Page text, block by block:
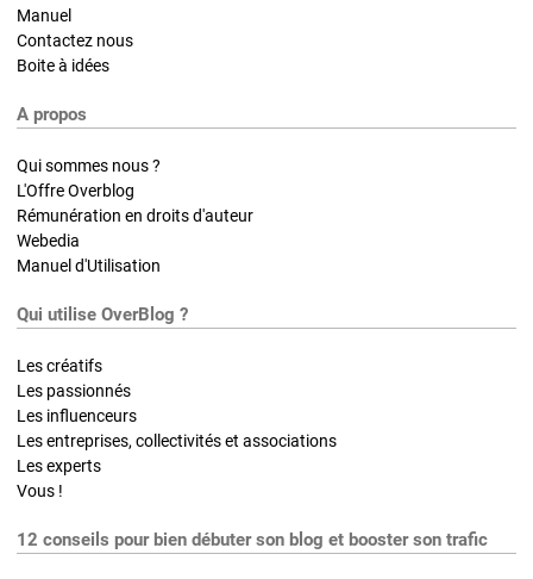
Manuel
Contactez nous
Boite à idées
A propos
Qui sommes nous ?
L'Offre Overblog
Rémunération en droits d'auteur
Webedia
Manuel d'Utilisation
Qui utilise OverBlog ?
Les créatifs
Les passionnés
Les influenceurs
Les entreprises, collectivités et associations
Les experts
Vous !
12 conseils pour bien débuter son blog et booster son trafic